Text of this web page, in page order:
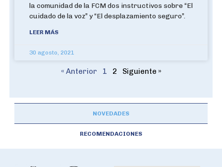
NOVEDADES
RECOMENDACIONES
la comunidad de la FCM dos instructivos sobre “El
cuidado de la voz” y “El desplazamiento seguro”.
LEER MÁS
30 agosto, 2021
« Anterior 1 2 Siguiente »